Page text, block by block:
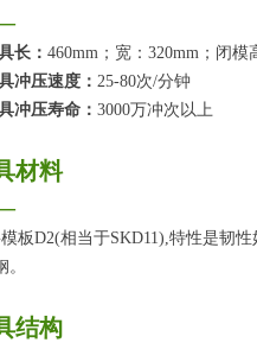
长： 460mm；宽：320mm；闭模
冲压速度： 25-80次/分钟
冲压寿命： 3000万冲次以上
材料
板D2(相当于SKD11),特性是韧
。
结构